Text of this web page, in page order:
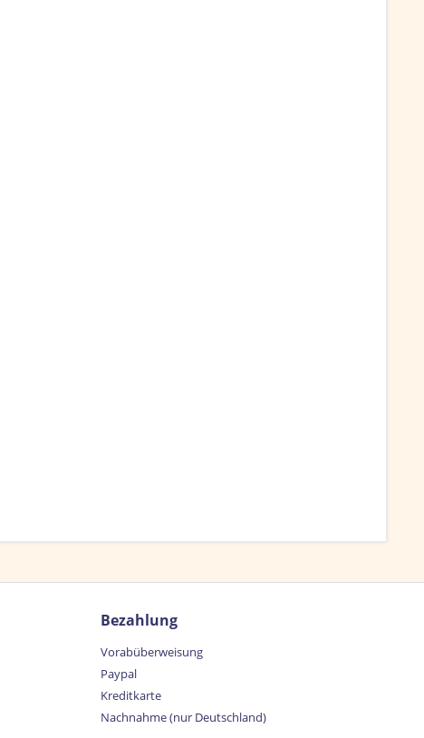
Bezahlung
Vorabüberweisung
Paypal
Kreditkarte
Nachnahme (nur Deutschland)